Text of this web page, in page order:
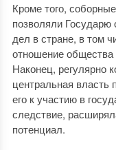
Кроме того,
позволяли Государю
дел в стране, в том
отношение
Наконец, регулярно
центральная власть
его к участию в
следствие,
потенциал.